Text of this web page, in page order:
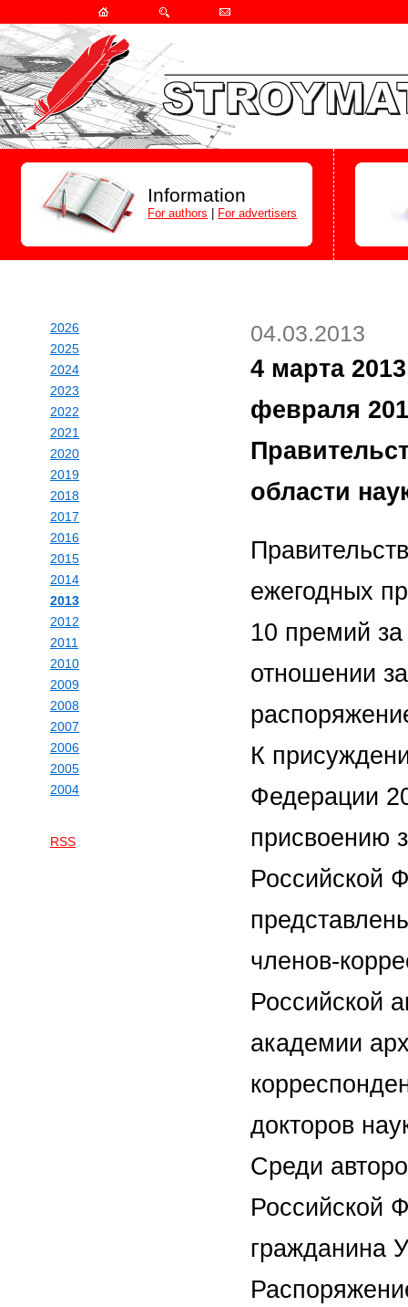
Information
For authors For advertisers
2026
2025
2024
2023
2022
2021
2020
2019
2018
2017
2016
2015
2014
2013
2012
2011
2010
2009
2008
2007
2006
2005
2004
RSS
04.03.2013
4 марта
февраля
области
ежегодных
10 премий
отношении
К
Федерации
присвоению
Российской
членов-
Российской
академии
докторов
Среди
Российской
гражданина